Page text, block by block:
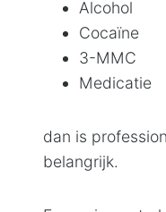
Alcohol
Cocaïne
3-MMC
Medicatie
dan is
belangrijk.